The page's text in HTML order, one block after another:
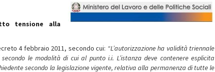
tensione alla
4 febbraio 2011, secondo cui: “L’autorizzazioneha validità triennale
secondo le modalità di cui al puntoi.i. L’istanzadeve contenere esplicita
secondo la legislazione vigente, relativa alla permanenza di tutte le